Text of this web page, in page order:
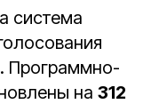
система
Программно-
на 312